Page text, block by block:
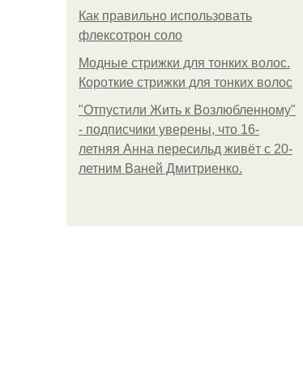
Как правильно использовать
флексотрон соло
Модные стрижки для тонких волос.
Короткие стрижки для тонких волос
"Отпустили Жить к Возлюбленному"
- подписчики уверены, что 16-
летняя Анна пересильд живёт с 20-
летним Ваней Дмитриенко.